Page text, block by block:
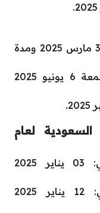
عيد الفطر: بداية الإجازة الأحد 30 مارس 2025 ومدة
عيد الأضحى: بداية الإجازة الجمعة 6 يونيو 2025
لعام
إجازة منتصف العام الدراسي: 03 يناير 2025
بداية الفصل الدراسي الثاني: 12 يناير 2025